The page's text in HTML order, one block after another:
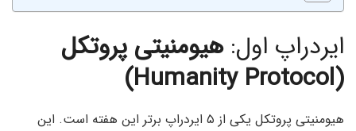
ایردراپ اول:هیومنیتی پروتکل
(Humanity Protocol)
هیومنیتی پروتکل یکی از ۵ ایردراپ برتر این هفته است. این